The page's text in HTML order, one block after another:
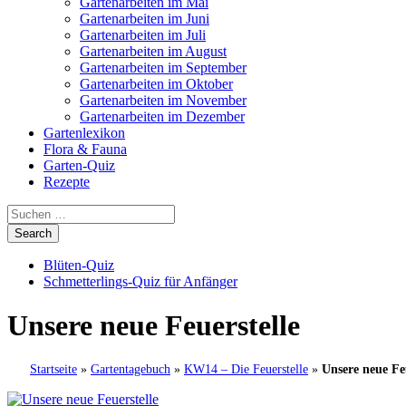
Gartenarbeiten im Juni
Gartenarbeiten im Juli
Gartenarbeiten im August
Gartenarbeiten im September
Gartenarbeiten im Oktober
Gartenarbeiten im November
Gartenarbeiten im Dezember
Gartenlexikon
Flora & Fauna
Garten-Quiz
Rezepte
Blüten-Quiz
Schmetterlings-Quiz für Anfänger
Unsere neue Feuerstelle
Startseite » Gartentagebuch » KW14 – Die Feuerstelle » Unsere neue